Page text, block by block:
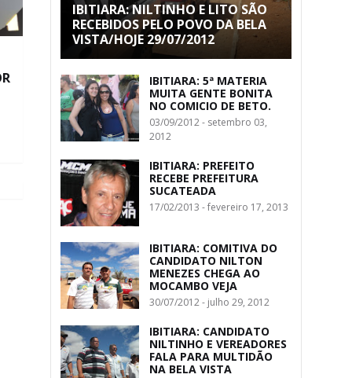
IBITIARA: NILTINHO E LITO SÃO
RECEBIDOS PELO POVO DA BELA
VISTA/HOJE 29/07/2012
IBITIARA: 5ª MATERIA
MUITA GENTE BONITA
NO COMICIO DE BETO.
03/09/2012 - setembro 03,
2012
IBITIARA: PREFEITO
RECEBE PREFEITURA
SUCATEADA
17/02/2013 - fevereiro 17, 2013
IBITIARA: COMITIVA DO
CANDIDATO NILTON
MENEZES CHEGA AO
MOCAMBO VEJA
30/07/2012 - julho 29, 2012
IBITIARA: CANDIDATO
NILTINHO E VEREADORES
FALA PARA MULTIDÃO
NA BELA VISTA